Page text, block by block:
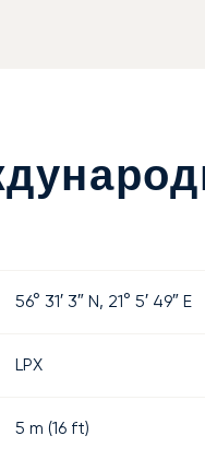
56° 31′ 3″ N, 21° 5′ 49″ E
LPX
5 m (16 ft)